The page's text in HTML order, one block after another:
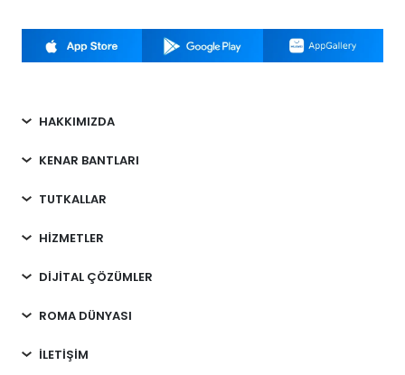
HAKKIMIZDA
KENAR BANTLARI
TUTKALLAR
HİZMETLER
DİJİTAL ÇÖZÜMLER
ROMA DÜNYASI
İLETİŞİM